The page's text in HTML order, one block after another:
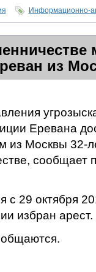
Информационно-
из
Еревана
из Москвы 32-
сообщает
с 29 октября
избран арест.